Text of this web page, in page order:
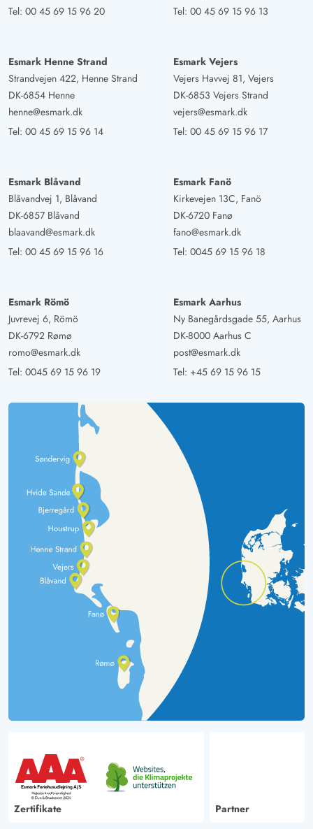
Tel: 00 45 69 15 96 20
Tel: 00 45 69 15 96 13
Esmark Henne Strand
Strandvejen 422, Henne Strand
DK-6854 Henne
henne@esmark.dk
Tel: 00 45 69 15 96 14
Esmark Vejers
Vejers Havvej 81, Vejers
DK-6853 Vejers Strand
vejers@esmark.dk
Tel: 00 45 69 15 96 17
Esmark Blåvand
Blåvandvej 1, Blåvand
DK-6857 Blåvand
blaavand@esmark.dk
Tel: 00 45 69 15 96 16
Esmark Fanö
Kirkevejen 13C, Fanö
DK-6720 Fanø
fano@esmark.dk
Tel: 0045 69 15 96 18
Esmark Römö
Juvrevej 6, Römö
DK-6792 Rømø
romo@esmark.dk
Tel: 0045 69 15 96 19
Esmark Aarhus
Ny Banegårdsgade 55, Aarhus
DK-8000 Aarhus C
post@esmark.dk
Tel: +45 69 15 96 15
Zertifikate Partner